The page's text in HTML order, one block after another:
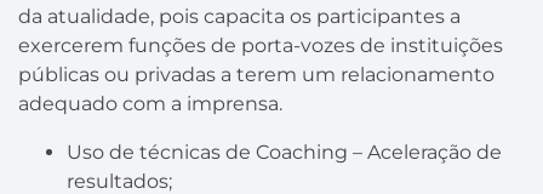
da atualidade, pois capacita os participantes a
exercerem funções de porta-vozes de instituições
públicas ou privadas a terem um relacionamento
adequado com a imprensa.
Uso de técnicas de Coaching – Aceleração de
resultados;